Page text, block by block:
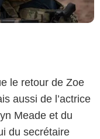
le retour de Zoe
aussi de l’actrice
Meade et du
du secrétaire